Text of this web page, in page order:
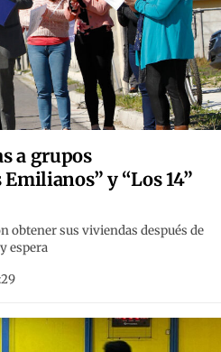
a grupos
y “Los 14”
obtener sus viviendas después de
espera